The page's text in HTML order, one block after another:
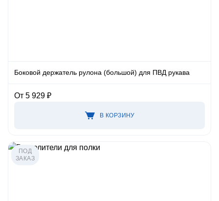
Боковой держатель рулона (большой) для ПВД рукава
От 5 929 ₽
В КОРЗИНУ
ПОД
ЗАКАЗ